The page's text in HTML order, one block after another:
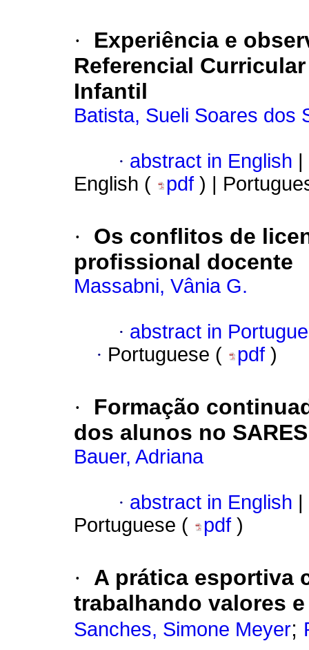
·
Experiência e
Referencial
Infantil
Batista, Sueli Soares dos
· abstract in English
English (
pdf ) |
·
Os conflitos de
profissional docente
Massabni, Vânia G.
· abstract in
· Portuguese ( pdf )
·
Formação
dos alunos no
Bauer, Adriana
· abstract in English
Portuguese (
pdf )
·
A prática esportiva
trabalhando valores
Sanches, Simone Meyer;